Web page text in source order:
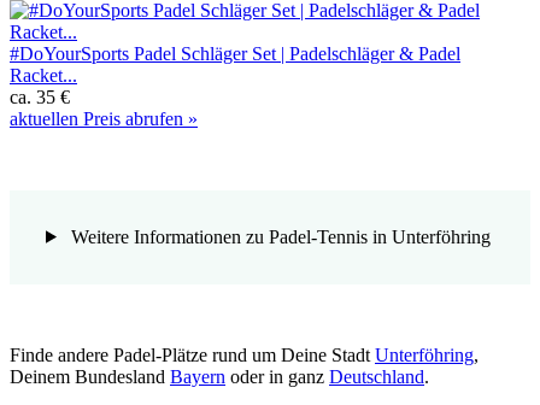
#DoYourSports Padel Schläger Set | Padelschläger & Padel
Racket...
ca. 35 €
aktuellen Preis abrufen »
Weitere Informationen zu Padel-Tennis in Unterföhring
Finde andere Padel-Plätze rund um Deine Stadt Unterföhring,
Deinem Bundesland Bayern oder in ganz Deutschland.